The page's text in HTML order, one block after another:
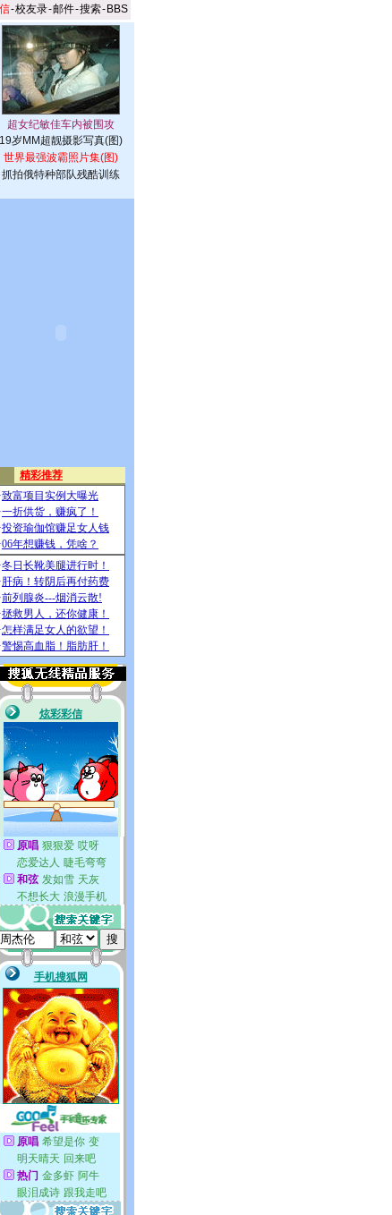
-校友录-邮件-搜索- BBS
19岁MM超靓摄影写真(图)
世界最强波霸照片集(图)
抓拍俄特种部队残酷训练